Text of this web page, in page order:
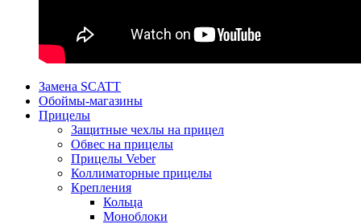
Замена SCATT
Обоймы-магазины
Прицелы
Защитные чехлы на прицел
Обвес на прицелы
Прицелы Veber
Коллиматорные прицелы
Крепления
Кольца
Моноблоки